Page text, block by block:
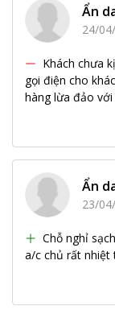
Ẩn
24/
Khách chưa
gọi điện cho
hàng lừa đảo
Ẩn
23/
Chỗ nghỉ
a/c chủ rất nhiệt